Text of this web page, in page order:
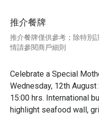
推介餐牌
推介餐牌僅供參考；除特別
情請參閱商戶細則
Celebrate a Special
Wednesday, 12th
15:00 hrs. International
highlight seafood wall,